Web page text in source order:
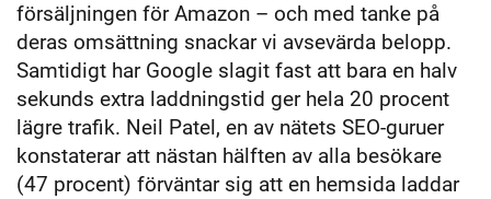
försäljningen för Amazon – och med tanke på
deras omsättning snackar vi avsevärda belopp.
Samtidigt har Google slagit fast att bara en halv
sekunds extra laddningstid ger hela 20 procent
lägre trafik. Neil Patel, en av nätets SEO-guruer
konstaterar att nästan hälften av alla besökare
(47 procent) förväntar sig att en hemsida laddar